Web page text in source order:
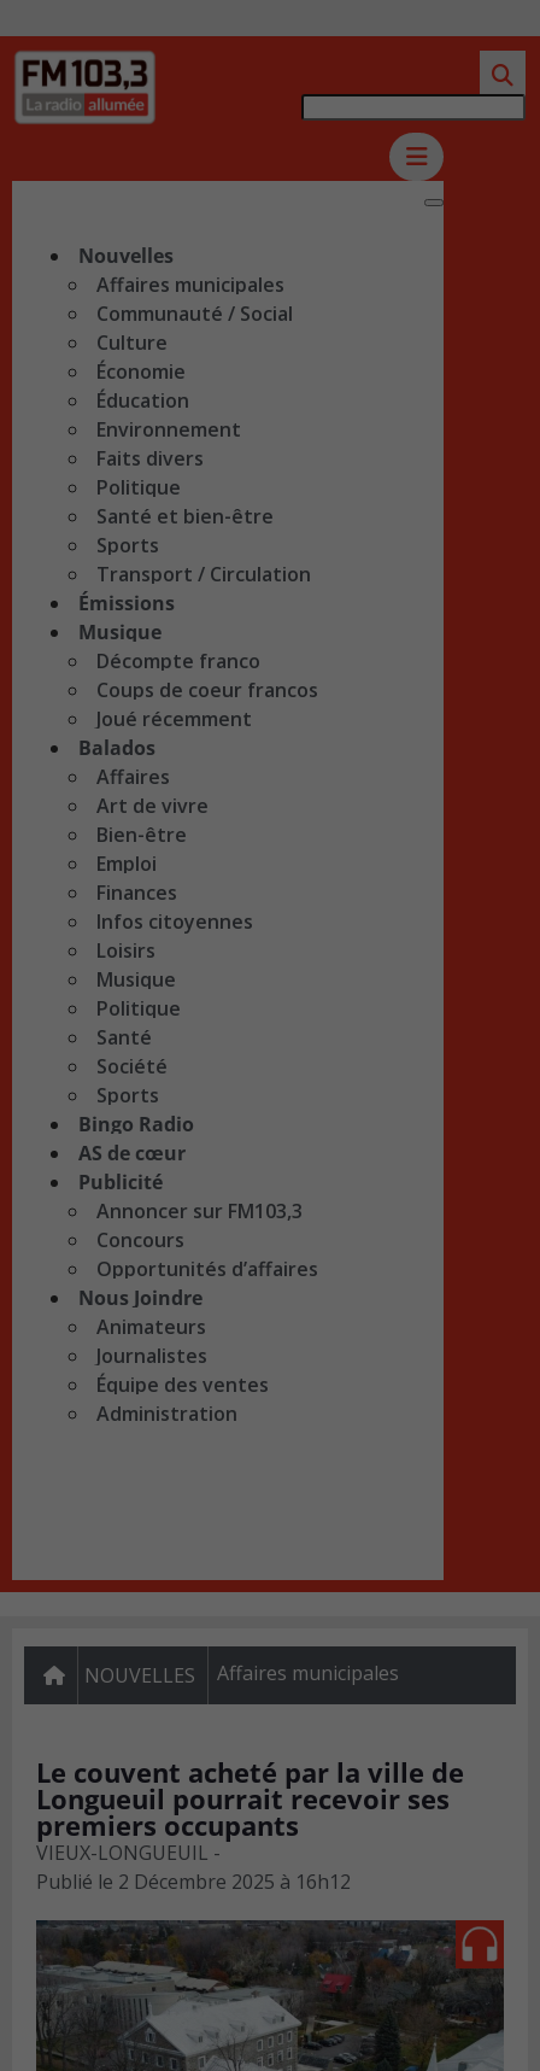
Nouvelles
Affaires municipales
Communauté / Social
Culture
Économie
Éducation
Environnement
Faits divers
Politique
Santé et bien-être
Sports
Transport / Circulation
Émissions
Musique
Décompte franco
Coups de coeur francos
Joué récemment
Balados
Affaires
Art de vivre
Bien-être
Emploi
Finances
Infos citoyennes
Loisirs
Musique
Politique
Santé
Société
Sports
Bingo Radio
AS de cœur
Publicité
Annoncer sur FM103,3
Concours
Opportunités d’affaires
Nous Joindre
Animateurs
Journalistes
Équipe des ventes
Administration
NOUVELLES Affaires municipales
Le couvent acheté par la ville de
Longueuil pourrait recevoir ses
premiers occupants
VIEUX-LONGUEUIL -
Publié le 2 Décembre 2025 à 16h12